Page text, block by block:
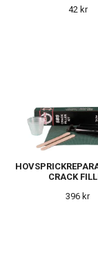
42 kr
CRACK
396 kr